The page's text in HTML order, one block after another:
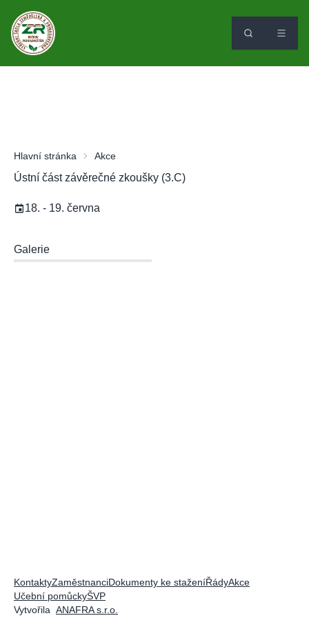
Hlavní stránka Akce
Ústní část závěrečné zkoušky (3.C)
18. - 19. června
Galerie
KontaktyZaměstnanciDokumenty ke staženíŘádyAkce
Učební pomůckyŠVP
Vytvořila ANAFRA s.r.o.